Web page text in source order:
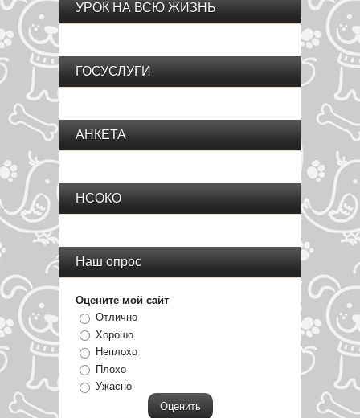
УРОК НА ВСЮ ЖИЗНЬ
ГОСУСЛУГИ
АНКЕТА
НСОКО
Наш опрос
Оцените мой сайт
Отлично
Хорошо
Неплохо
Плохо
Ужасно